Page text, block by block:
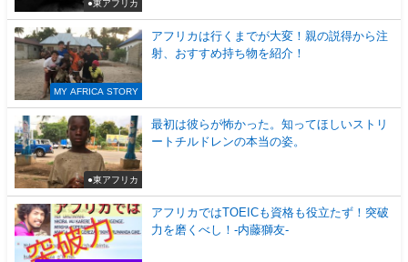
●東アフリカ
MY AFRICA STORY
アフリカは行くまでが大変！親の説得から注
射、おすすめ持ち物を紹介！
●東アフリカ
最初は彼らが怖かった。知ってほしいストリ
ートチルドレンの本当の姿。
アフリカではTOEICも資格も役立たず！突破
力を磨くべし！-内藤獅友-